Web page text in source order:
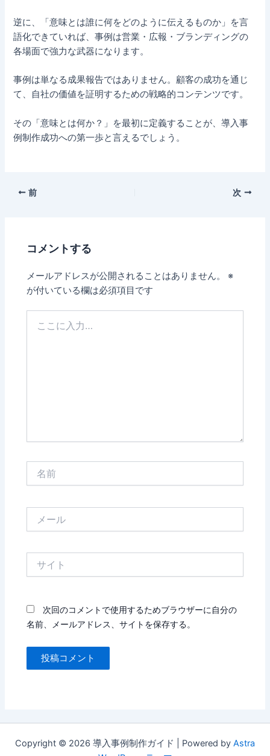
逆に、「意味とは誰に何をどのように伝えるものか」を言
語化できていれば、事例は営業・広報・ブランディングの
各場面で強力な武器になります。
事例は単なる成果報告ではありません。顧客の成功を通じ
て、自社の価値を証明するための戦略的コンテンツです。
その「意味とは何か？」を最初に定義することが、導入事
例制作成功への第一歩と言えるでしょう。
前 次
コメントする
メールアドレスが公開されることはありません。
※
が付いている欄は必須項目です
次回のコメントで使用するためブラウザーに自分の
名前、メールアドレス、サイトを保存する。
Copyright © 2026 導入事例制作ガイド | Powered by Astra